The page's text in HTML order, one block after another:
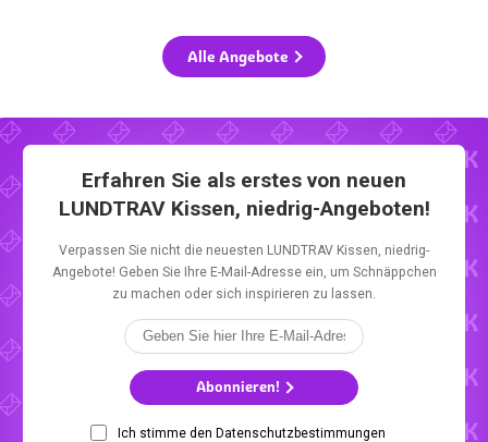
Alle Angebote
Erfahren Sie als erstes von neuen
LUNDTRAV Kissen, niedrig-Angeboten!
Verpassen Sie nicht die neuesten LUNDTRAV Kissen, niedrig-
Angebote! Geben Sie Ihre E-Mail-Adresse ein, um Schnäppchen
zu machen oder sich inspirieren zu lassen.
Abonnieren!
Ich stimme den Datenschutzbestimmungen